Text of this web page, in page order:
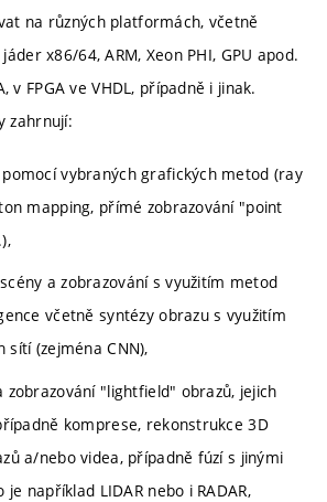
na různých platformách, včetně
x86/64, ARM, Xeon PHI, GPU apod.
v FPGA ve VHDL, případně i jinak.
zahrnují:
vybraných grafických metod (ray
mapping, přímé zobrazování "point
a zobrazování s využitím metod
včetně syntézy obrazu s využitím
sítí (zejména CNN),
zobrazování "lightfield" obrazů, jejich
komprese, rekonstrukce 3D
a/nebo videa, případně fúzí s jinými
je například LIDAR nebo i RADAR,